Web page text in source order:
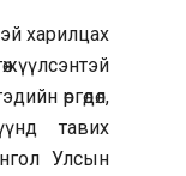
харилцах
өргөдөл,
тавих
Улсын